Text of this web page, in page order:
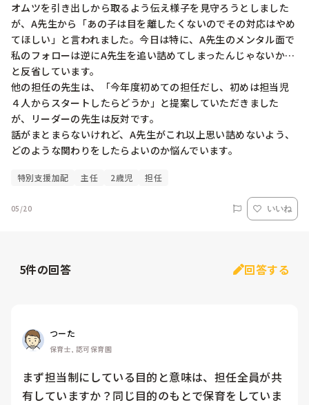
オムツを引き出しから取るよう伝え様子を見守ろうとしました
が、A先生から「あの子は目を離したくないのでその対応はやめ
てほしい」と言われました。今日は特に、A先生のメンタル面で
私のフォローは逆にA先生を追い詰めてしまったんじゃないか…
と反省しています。
他の担任の先生は、「今年度初めての担任だし、初めは担当児
４人からスタートしたらどうか」と提案していただきました
が、リーダーの先生は反対です。
話がまとまらないけれど、A先生がこれ以上思い詰めないよう、
どのような関わりをしたらよいのか悩んでいます。
特別支援加配 主任 2歳児 担任
05/20 いいね
5件の回答 回答する
つーた
保育士, 認可保育園
まず担当制にしている目的と意味は、担任全員が共
有していますか？同じ目的のもとで保育をしていま